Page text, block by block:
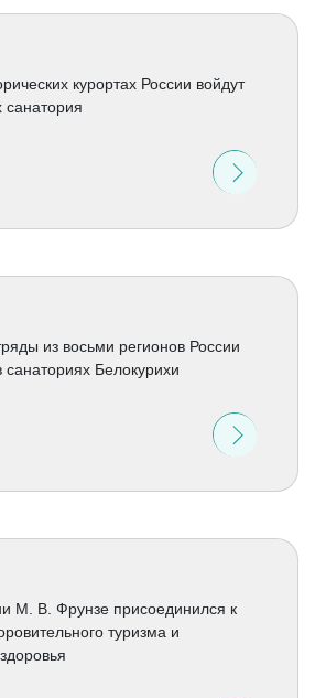
курортах России войдут
санатория
из восьми регионов России
санаториях Белокурихи
М. В. Фрунзе присоединился к
туризма и